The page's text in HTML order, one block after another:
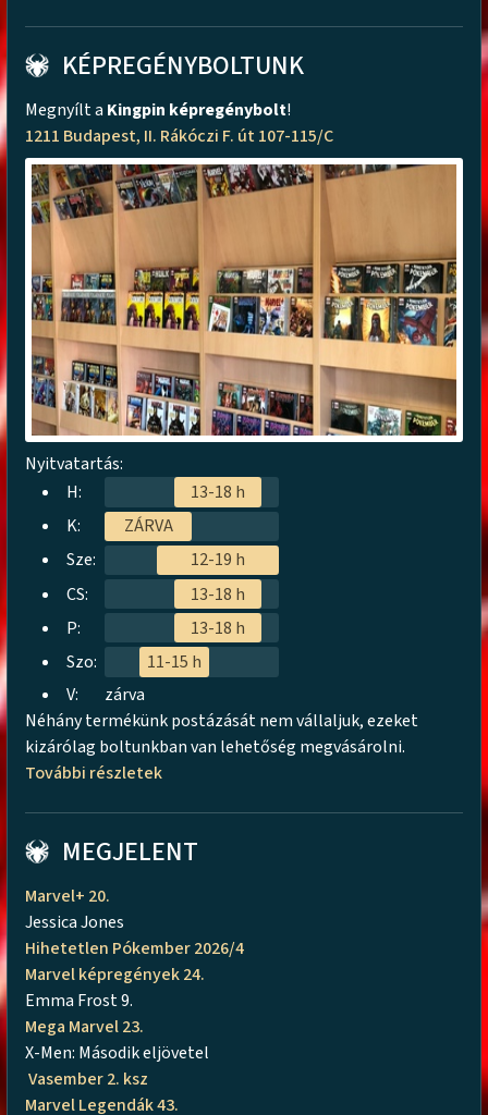
KÉPREGÉNYBOLTUNK
Megnyílt a Kingpin képregénybolt!
1211 Budapest, II. Rákóczi F. út 107-115/C
Nyitvatartás:
H:
13-18 h
K:
ZÁRVA
Sze:
12-19 h
CS:
13-18 h
P:
13-18 h
Szo:
11-15 h
V:
zárva
Néhány termékünk postázását nem vállaljuk, ezeket
kizárólag boltunkban van lehetőség megvásárolni.
További részletek
MEGJELENT
Marvel+ 20.
Jessica Jones
Hihetetlen Pókember 2026/4
Marvel képregények 24.
Emma Frost 9.
Mega Marvel 23.
X-Men: Második eljövetel
Vasember 2. ksz
Marvel Legendák 43.